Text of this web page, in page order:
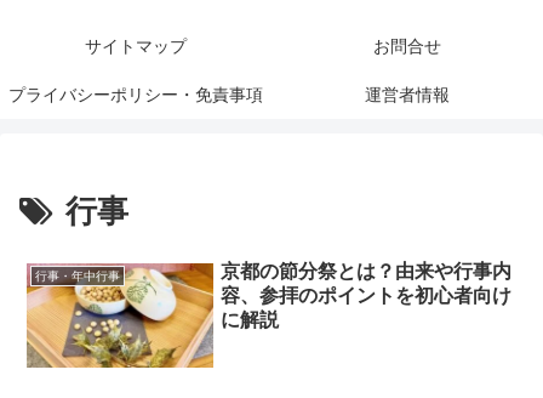
サイトマップ お問合せ
プライバシーポリシー・免責事項 運営者情報
行事
行事・年中行事
京都の節分祭とは？由来や行事内
容、参拝のポイントを初心者向け
に解説